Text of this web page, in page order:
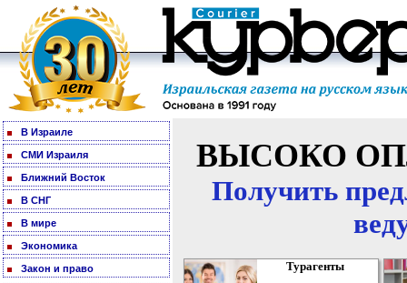
В Израиле
СМИ Израиля
Ближний Восток
В СНГ
В мире
Экономика
Закон и право
ВЫСОКО
Получить
Турагенты